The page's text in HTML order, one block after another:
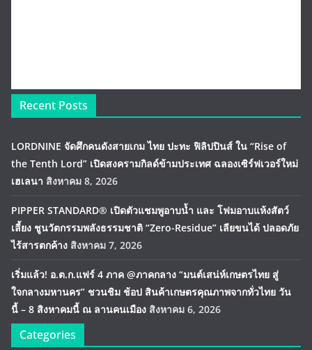
Recent Posts
LORDNINE จัดศึกคนดังสายเกม ไทย ปะทะ ฟิลิปปินส์ ใน “Rise of
the Tenth Lord” เปิดสงครามกิลด์ข้ามประเทศ ฉลองเซิร์ฟเวอร์ใหม่
เฮเลนา สิงหาคม 8, 2026
PIPPER STANDARD® เปิดตัวแชมพูอาบน้ำ และ โฟมอาบแห้งสัตว์
เลี้ยง ชูนวัตกรรมพลังธรรมชาติ “Zero-Residue” เลียขนได้ ปลอดภัย
ไร้สารตกค้าง สิงหาคม 7, 2026
เริ่มแล้ว! อ.ต.ก.แฟร์ 4 ภาค @ภาคกลาง “มนต์เสน่ห์เกษตรไทย สู่
ใจกลางมหานคร” ชวนชิม ช้อป สินค้าเกษตรคุณภาพจากทั่วไทย วัน
นี้ – 8 สิงหาคมนี้ ณ ลานคนเมือง สิงหาคม 6, 2026
Categories